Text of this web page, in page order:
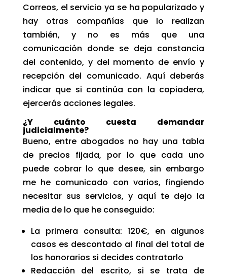
Correos, el servicio ya se ha popularizado y
hay otras compañías que lo realizan
también, y no es más que una
comunicación donde se deja constancia
del contenido, y del momento de envío y
recepción del comunicado. Aquí deberás
indicar que si continúa con la copiadera,
ejercerás acciones legales.
¿Y cuánto cuesta demandar
judicialmente?
Bueno, entre abogados no hay una tabla
de precios fijada, por lo que cada uno
puede cobrar lo que desee, sin embargo
me he comunicado con varios, fingiendo
necesitar sus servicios, y aquí te dejo la
media de lo que he conseguido:
La primera consulta: 120€, en algunos
casos es descontado al final del total de
los honorarios si decides contratarlo
Redacción del escrito, si se trata de